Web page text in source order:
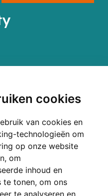
cookies
van cookies en
technologieën om
op onze website
om
inhoud en
te tonen, om ons
te analyseren en